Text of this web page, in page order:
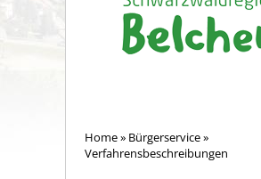
Home» Bürgerservice»
Verfahrensbeschreibungen